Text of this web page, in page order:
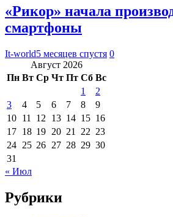
«Рикор» начала
смартфоны
It-world5 месяцев спустя 0
Август 2026
Пн Вт Ср Чт Пт Сб Вс
1
2
3
4 5 6 7 8
9
10 11 12 13 14 15 16
17 18 19 20 21 22 23
24 25 26 27 28 29 30
31
« Июл
Рубрики